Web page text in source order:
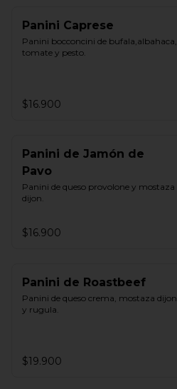
Panini Caprese
Panini bocconcini de bufala,albahaca,
tomate y pesto.
$16.900
Panini de Jamón de
Pavo
Panini de queso provolone y mostaza
dijon.
$16.900
Panini de Roastbeef
Panini de queso crema, mostaza dijon
y rugula.
$19.900